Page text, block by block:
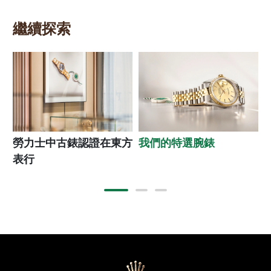
繼續探索
勞力士中古錶認證在東方
表行
我們的特選腕錶